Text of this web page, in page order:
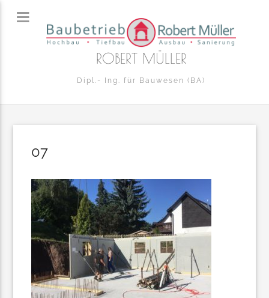
ROBERT MÜLLER
Dipl.- Ing. für Bauwesen (BA)
07